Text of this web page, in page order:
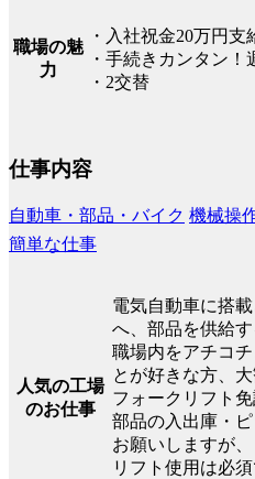
職場の魅
力
・入社祝金20万円支
・手続きカンタン！
・2交替
仕事内容
自動車・部品・バイク 機械操
簡単な仕事
人気の工場
のお仕事
電気自動車に搭
へ、部品を供給す
職場内をアチコ
とが好きな方、大
フォークリフト
部品の入出庫・
お願いしますが、
リフト使用は必